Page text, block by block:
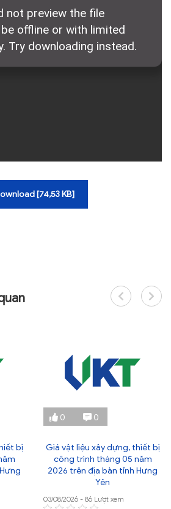
[74,53 KB]
bị
0 0
Giá vật liệu xây dựng, thiết bị
công trình tháng 05 năm
2026 trên địa bàn tỉnh Hưng
Yên
03/08/2026 - 86 Lượt xem